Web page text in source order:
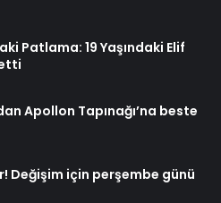
Patlama: 19 Yaşındaki Elif
Apollon Tapınağı’na beste
Değişim için perşembe günü